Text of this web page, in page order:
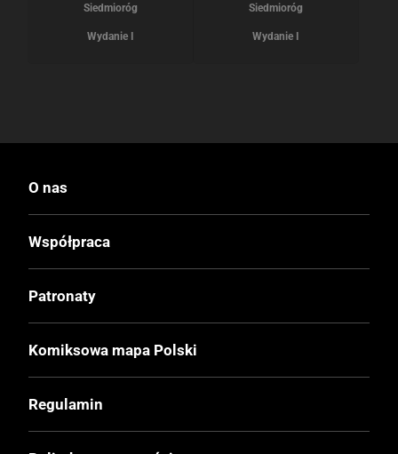
Siedmioróg
Wydanie I
Siedmioróg
Wydanie I
O nas
Współpraca
Patronaty
Komiksowa mapa Polski
Regulamin